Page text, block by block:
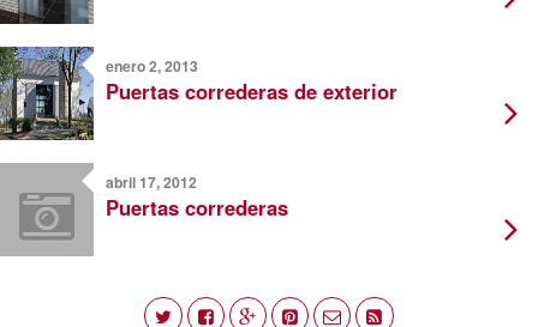
enero 2, 2013
Puertas correderas de exterior
abril 17, 2012
Puertas correderas